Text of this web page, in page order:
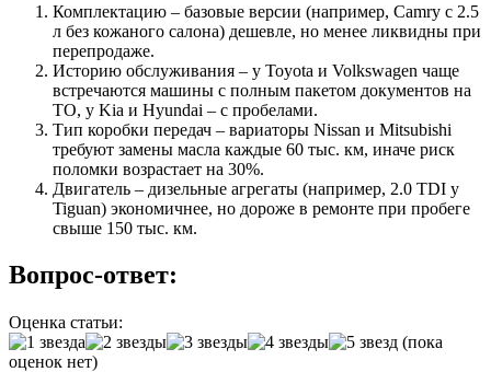
Комплектацию – базовые версии (например, Camry с 2.5
л без кожаного салона) дешевле, но менее ликвидны при
перепродаже.
Историю обслуживания – у Toyota и Volkswagen чаще
встречаются машины с полным пакетом документов на
ТО, у Kia и Hyundai – с пробелами.
Тип коробки передач – вариаторы Nissan и Mitsubishi
требуют замены масла каждые 60 тыс. км, иначе риск
поломки возрастает на 30%.
Двигатель – дизельные агрегаты (например, 2.0 TDI у
Tiguan) экономичнее, но дороже в ремонте при пробеге
свыше 150 тыс. км.
Вопрос-ответ:
Оценка статьи:
(пока
оценок нет)